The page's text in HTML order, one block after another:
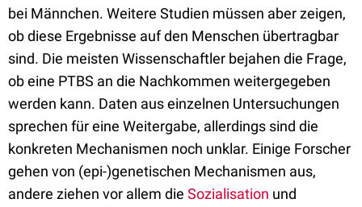
bei Männchen. Weitere Studien müssen aber zeigen,
ob diese Ergebnisse auf den Menschen übertragbar
sind. Die meisten Wissenschaftler bejahen die Frage,
ob eine PTBS an die Nachkommen weitergegeben
werden kann. Daten aus einzelnen Untersuchungen
sprechen für eine Weitergabe, allerdings sind die
konkreten Mechanismen noch unklar. Einige Forscher
gehen von (epi-)genetischen Mechanismen aus,
andere ziehen vor allem die Sozialisation und